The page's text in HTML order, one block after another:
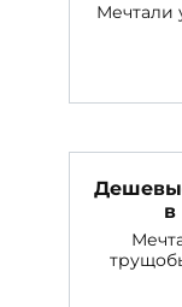
Мечтали
в